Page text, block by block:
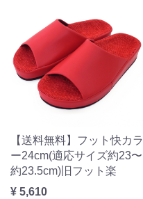
【送料無料】フット快カラ
ー24cm(適応サイズ約23〜
約23.5cm)旧フット楽
¥ 5,610